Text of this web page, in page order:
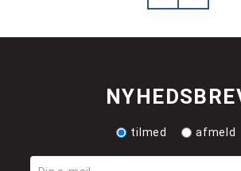
tilmed afmeld